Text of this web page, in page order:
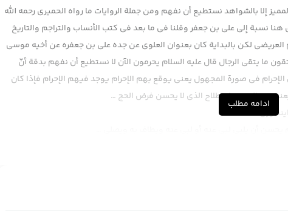
إلا بالشواهد نستطيع أن نفهم ومن جملة الروايات ما رواه الحميري رحمه الله
نسبة إلى علي بن جعفر وقلنا في ما بعد في كتب الأنساب والتراجم والتاريخ
لكن بالبداية كان بعنوان العلوي عن جده علي بن جعفره عن أخيه موسى
ما يتقي الرجال قال عليه السلام يحرمون الآن لا نستطيع أن نفهم بدقة أنّ
في صورة المجهول يعني يوقع بهم الإحرام يوجد فيهم الإحرام فإذا كان
غير المميز بإصطلاح الذي لا يحسن فرض الحج …
اینطوری است ؟
يمكن للصبي الذي أربع سنوات و… أن يتلفظ لبيك اللهم لبيك ما في مشكل إلا أنّ
يأتي بالتلبية على وجهه الحسن على الصورة الحسنة فلذا يشمل الصبي غير
ادامه مطلب